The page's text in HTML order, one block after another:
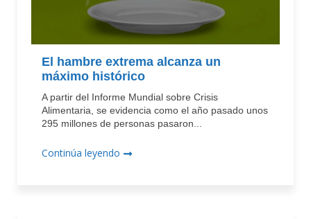
El hambre extrema alcanza un
máximo histórico
A partir del Informe Mundial sobre Crisis
Alimentaria, se evidencia como el año pasado unos
295 millones de personas pasaron...
Continúa leyendo